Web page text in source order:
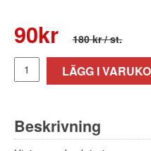
90kr 180 kr/ st.
LÄGG I
Beskrivning